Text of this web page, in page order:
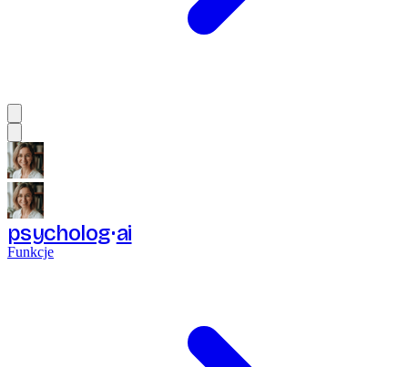
psycholog ai
Funkcje